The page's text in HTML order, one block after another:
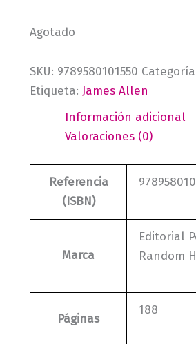
Agotado
SKU: 9789580101550
Etiqueta:James Allen
Información adicional
Valoraciones (0)
Referencia
(ISBN)
Marca
Editorial
Random
Páginas
188